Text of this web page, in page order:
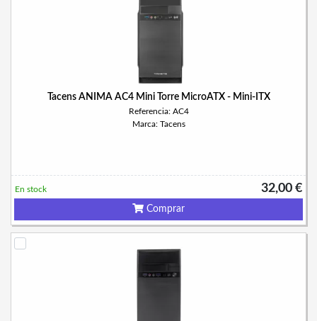
Tacens ANIMA AC4 Mini Torre MicroATX - Mini-ITX
Referencia: AC4
Marca: Tacens
32,00 €
En stock
Comprar